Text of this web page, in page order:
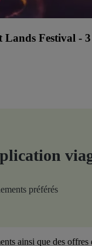
Festival - 3
préférés
ainsi que des